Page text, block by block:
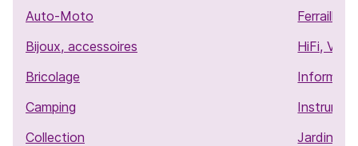
Auto-Moto
Bijoux, accessoires
Bricolage
Camping
Collection
Ferraille,
HiFi,
Jardinage